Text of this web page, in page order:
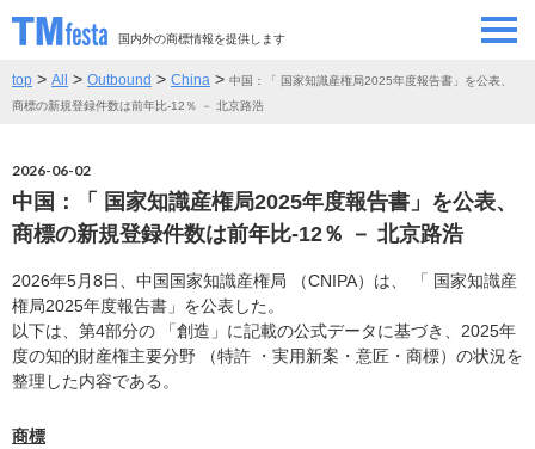
国内外の商標情報を提供します
SEMINAR/EVENT
CONTRIBUTORS 情報提供者
CONTACT お問い合わせ
top > All > Outbound > China > 中国：「 国家知識産権局2025年度報告書」を公表、
商標の新規登録件数は前年比-12％ － 北京路浩
2026-06-02
中国：「 国家知識産権局2025年度報告書」を公表、
商標の新規登録件数は前年比-12％ － 北京路浩
2026年5月8日、中国国家知識産権局 （CNIPA）は、 「 国家知識産
権局2025年度報告書」を公表した。
以下は、第4部分の 「創造」に記載の公式データに基づき、2025年
度の知的財産権主要分野 （特許 ・実用新案・意匠・商標）の状況を
整理した内容である。
商標